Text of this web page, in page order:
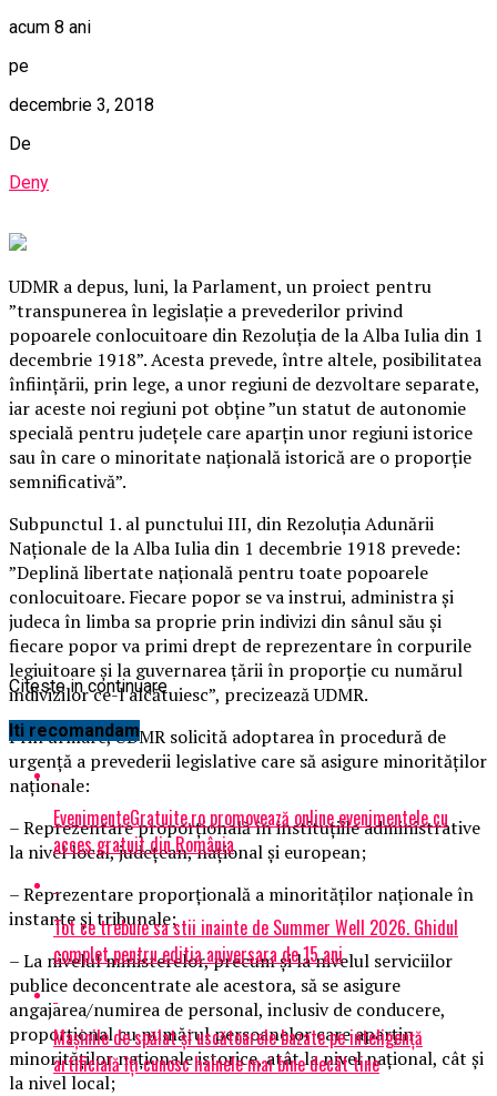
acum 8 ani
pe
decembrie 3, 2018
De
Deny
UDMR a depus, luni, la Parlament, un proiect pentru
”transpunerea în legislaţie a prevederilor privind
popoarele conlocuitoare din Rezoluţia de la Alba Iulia din 1
decembrie 1918”. Acesta prevede, între altele, posibilitatea
înfiinţării, prin lege, a unor regiuni de dezvoltare separate,
iar aceste noi regiuni pot obţine ”un statut de autonomie
specială pentru judeţele care aparţin unor regiuni istorice
sau în care o minoritate naţională istorică are o proporţie
semnificativă”.
Subpunctul 1. al punctului III, din Rezoluţia Adunării
Naţionale de la Alba Iulia din 1 decembrie 1918 prevede:
”Deplină libertate naţională pentru toate popoarele
conlocuitoare. Fiecare popor se va instrui, administra şi
judeca în limba sa proprie prin indivizi din sânul său şi
fiecare popor va primi drept de reprezentare în corpurile
legiuitoare şi la guvernarea ţării în proporţie cu numărul
indivizilor ce-l alcătuiesc”, precizează UDMR.
Prin urmare, UDMR solicită adoptarea în procedură de
urgenţă a prevederii legislative care să asigure minorităţilor
naţionale:
– Reprezentare proporţională în instituţiile administrative
la nivel local, judeţean, naţional şi european;
– Reprezentare proporţională a minorităţilor naţionale în
instanţe şi tribunale;
– La nivelul ministerelor, precum şi la nivelul serviciilor
publice deconcentrate ale acestora, să se asigure
angajarea/numirea de personal, inclusiv de conducere,
proporţional cu numărul persoanelor care aparţin
minorităţilor naţionale istorice, atât la nivel naţional, cât şi
la nivel local;
Citeste in continuare
Iti recomandam
EvenimenteGratuite.ro promovează online evenimentele cu
acces gratuit din România
Tot ce trebuie sa stii inainte de Summer Well 2026. Ghidul
complet pentru editia aniversara de 15 ani
Mașinile de spălat și uscătoarele bazate pe inteligență
artificială îți cunosc hainele mai bine decât tine